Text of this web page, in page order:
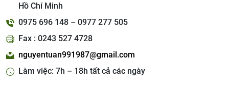
Hồ Chí Minh
0975 696 148 – 0977 277 505
Fax : 0243 527 4728
nguyentuan991987@gmail.com
Làm việc: 7h – 18h tất cả các ngày